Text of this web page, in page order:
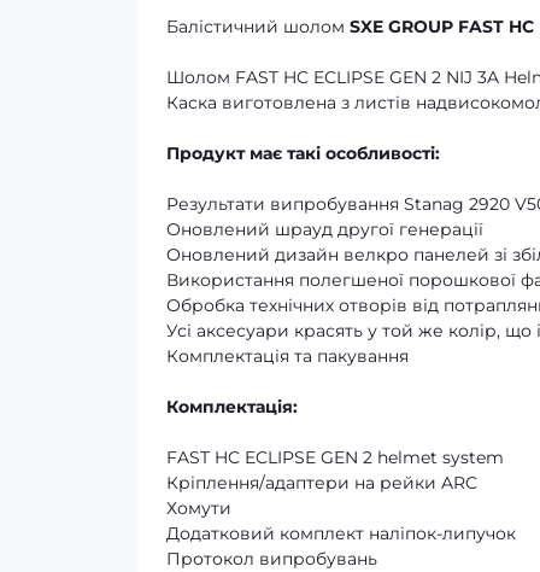
Балістичний шолом SXE GROUP FAST
Шолом FAST HC ECLIPSE GEN 2 NIJ 3A
Каска виготовлена з листів
Продукт має такі особливості:
Результати випробування Stanag 2920
Оновлений шрауд другої генерації
Оновлений дизайн велкро панелей зі
Використання полегшеної порошкової
Обробка технічних отворів від
Усі аксесуари красять у той же колір,
Комплектація та пакування
Комплектація:
FAST HC ECLIPSE GEN 2 helmet system
Кріплення/адаптери на рейки ARC
Хомути
Додатковий комплект наліпок-липучок
Протокол випробувань